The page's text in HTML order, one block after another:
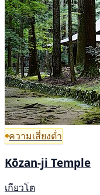
ความเสี่ยงต่ำ
Kōzan-ji Temple
เกียวโต